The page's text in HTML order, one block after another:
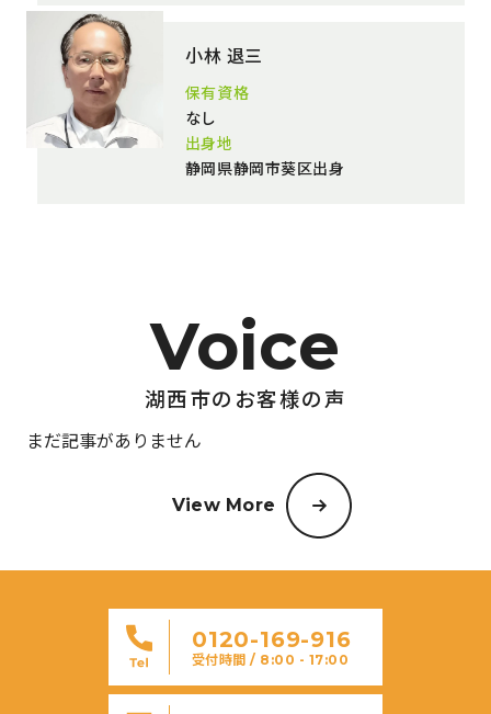
小林 退三
保有資格
なし
出身地
静岡県静岡市葵区出身
湖西市のお客様の声
まだ記事がありません
View More
0120-169-916
受付時間 / 8:00 - 17:00